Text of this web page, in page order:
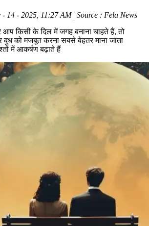
- 14 - 2025, 11:27 AM| Source : Fela News
किसी के दिल में जगह बनाना चाहते हैं, तो
को मजबूत करना सबसे बेहतर माना जाता
में आकर्षण बढ़ाते हैं